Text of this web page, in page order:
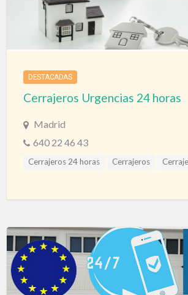
DESTACADAS
Cerrajeros Urgencias 24 horas
Madrid
640 22 46 43
Cerrajeros 24 horas Cerrajeros
Cerrajeros Alicante
Cerrajeros Almería
Cerrajeros Badajoz
Cerrajeros Barcelona
Cerrajeros Bilbao
Cerrajeros Burgos
Cerrajeros Cáceres
Cerrajeros Cádiz
Cerrajeros Cantabria
Cerrajeros Castellón